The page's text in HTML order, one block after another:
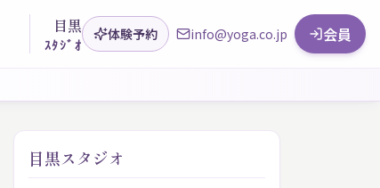
目黒
ｽﾀｼﾞｵ
体験予約 info@yoga.co.jp 会員
目黒スタジオ